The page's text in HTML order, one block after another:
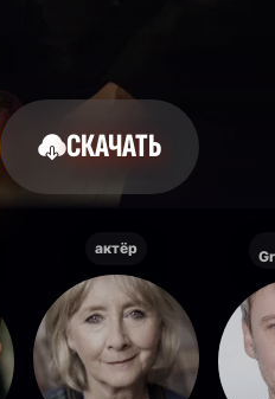
СКАЧАТЬ
актёр